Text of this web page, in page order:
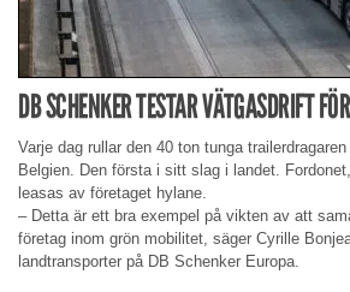
DB SCHENKER TESTAR VÄTGASDRIFT
Varje dag rullar den 40 ton tunga
Belgien. Den första i sitt slag i landet.
leasas av företaget hylane.
– Detta är ett bra exempel på vikten av att
företag inom grön mobilitet, säger Cyrille
landtransporter på DB Schenker Europa.